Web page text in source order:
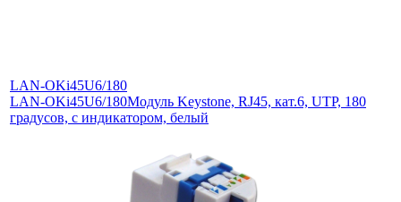
LAN-OKi45U6/180
LAN-OKi45U6/180Модуль Keystone, RJ45, кат.6, UTP, 180
градусов, с индикатором, белый